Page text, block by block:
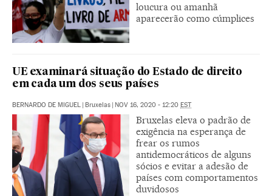
loucura ou amanhã
aparecerão como cúmplices
UE examinará situação do Estado de direito
em cada um dos seus países
BERNARDO DE MIGUEL | Bruxelas | NOV 16, 2020 - 12:20 EST
Bruxelas eleva o padrão de
exigência na esperança de
frear os rumos
antidemocráticos de alguns
sócios e evitar a adesão de
países com comportamentos
duvidosos